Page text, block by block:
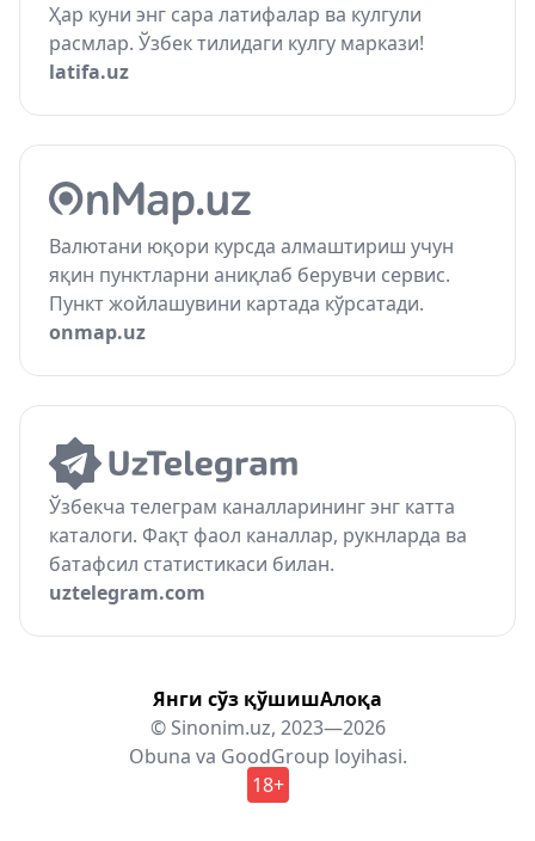
Ҳар куни энг сара латифалар ва кулгули
расмлар. Ўзбек тилидаги кулгу маркази!
latifa.uz
Валютани юқори курсда алмаштириш учун
яқин пунктларни аниқлаб берувчи сервис.
Пункт жойлашувини картада кўрсатади.
onmap.uz
Ўзбекча телеграм каналларининг энг катта
каталоги. Фақт фаол каналлар, рукнларда ва
батафсил статистикаси билан.
uztelegram.com
Янги сўз қўшишАлоқа
© Sinonim.uz, 2023—2026
Obuna va GoodGroup loyihasi.
18+